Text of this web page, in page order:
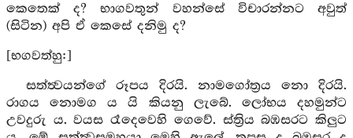
කෙතෙක් ද? භාගවතුන් වහන්සේ විචාරන්නට අවුත්
(සිටින) අපි ඒ කෙසේ දනිමු ද?
[භගවත්හු:]
සත්ත්‍වයන්ගේ රූපය දිරයි. නාමගෝත්‍රය නො දිරයි.
රාගය නොමග ය යි කියනු ලැබේ. ලෝභය දහමුන්ට
උවදුරු ය. වයස රෑදෙවෙහි ගෙවේ. ස්ත්‍රිය බඹසරට කිලුට